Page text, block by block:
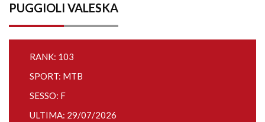
PUGGIOLI VALESKA
RANK: 103
SPORT: MTB
SESSO: F
ULTIMA: 29/07/2026